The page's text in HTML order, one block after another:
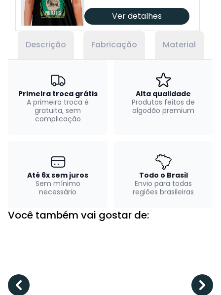
Ver detalhes
Descrição Fabricação Material
Primeira troca grátis
A primeira troca é
gratuita, sem
complicação
Alta qualidade
Produtos feitos de
algodão premium
Até 6x sem juros
Sem mínimo
necessário
Todo o Brasil
Envio para todas
regiões brasileiras
Você também vai gostar de: